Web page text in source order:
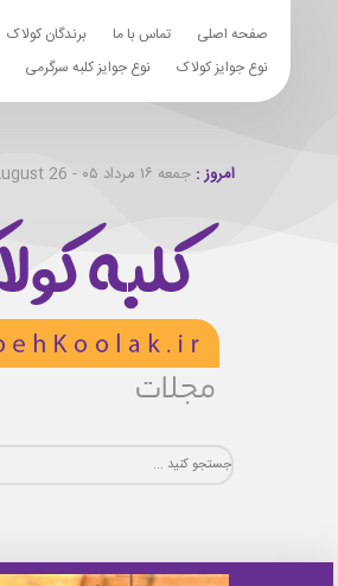
صفحه اصلی تماس با ما برندگان کولاک
نوع جوایز کولاک
نوع جوایز کلبه سرگرمی
امروز :جمعه ۱۶ مرداد ۰۵ - Friday 7th August 26